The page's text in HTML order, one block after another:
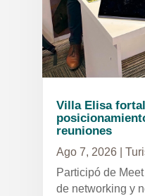
Villa Elisa
reuniones
Ago 7, 2026|
Participó de
de networking y